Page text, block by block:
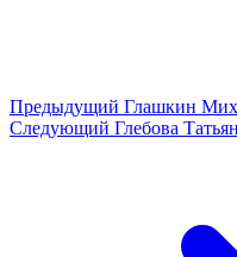
Предыдущий Глашкин
Следующий Глебова